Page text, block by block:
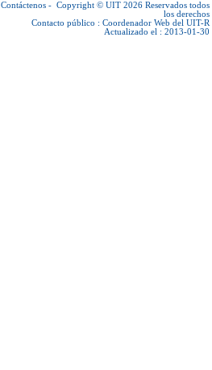
Contáctenos - Copyright © UIT 2026 Reservados todos
los derechos
Contacto público : Coordenador Web del UIT-R
Actualizado el : 2013-01-30